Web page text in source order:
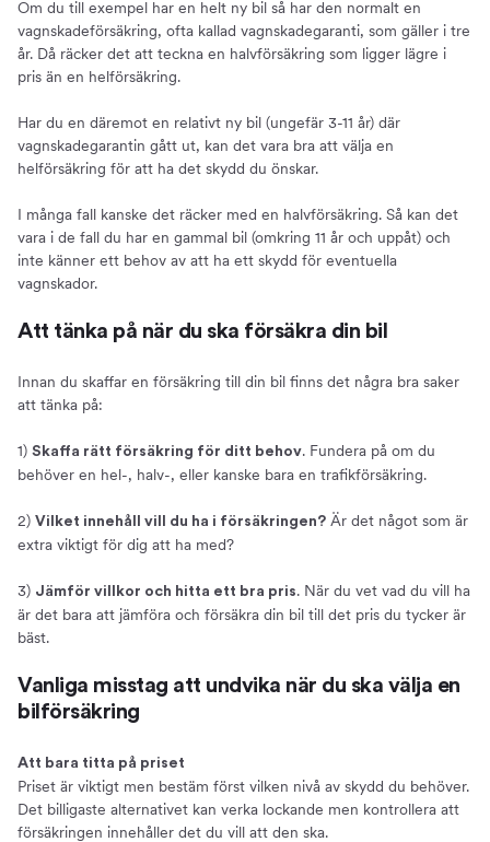
Om du till exempel har en helt ny bil så har den normalt en
vagnskadeförsäkring, ofta kallad vagnskadegaranti, som gäller i tre
år. Då räcker det att teckna en halvförsäkring som ligger lägre i
pris än en helförsäkring.
Har du en däremot en relativt ny bil (ungefär 3-11 år) där
vagnskadegarantin gått ut, kan det vara bra att välja en
helförsäkring för att ha det skydd du önskar.
I många fall kanske det räcker med en halvförsäkring. Så kan det
vara i de fall du har en gammal bil (omkring 11 år och uppåt) och
inte känner ett behov av att ha ett skydd för eventuella
vagnskador.
Att tänka på när du ska försäkra din bil
Innan du skaffar en försäkring till din bil finns det några bra saker
att tänka på:
1) Skaffa rätt försäkring för ditt behov. Fundera på om du
behöver en hel-, halv-, eller kanske bara en trafikförsäkring.
2) Vilket innehåll vill du ha i försäkringen? Är det något som är
extra viktigt för dig att ha med?
3) Jämför villkor och hitta ett bra pris. När du vet vad du vill ha
är det bara att jämföra och försäkra din bil till det pris du tycker är
bäst.
Vanliga misstag att undvika när du ska välja en
bilförsäkring
Att bara titta på priset
Priset är viktigt men bestäm först vilken nivå av skydd du behöver.
Det billigaste alternativet kan verka lockande men kontrollera att
försäkringen innehåller det du vill att den ska.